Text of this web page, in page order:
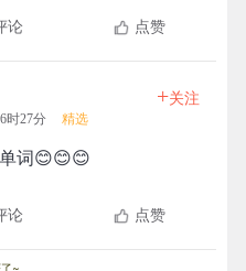
论 点赞
时27分 精选
+关注
词😊😊😊
论 点赞
~